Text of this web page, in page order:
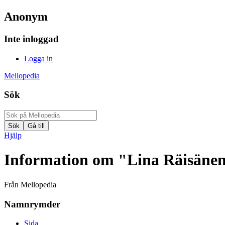
Anonym
Inte inloggad
Logga in
Mellopedia
Sök
Hjälp
Information om "Lina
Från Mellopedia
Namnrymder